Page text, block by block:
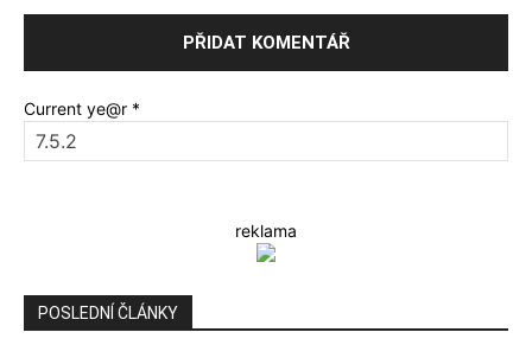
Current ye@r *
reklama
POSLEDNÍ ČLÁNKY